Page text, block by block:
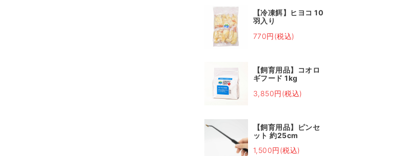
【冷凍餌】ヒヨコ 10
羽入り
770円(税込)
【飼育用品】コオロ
ギフード 1kg
3,850円(税込)
【飼育用品】ピンセ
ット 約25cm
1,500円(税込)